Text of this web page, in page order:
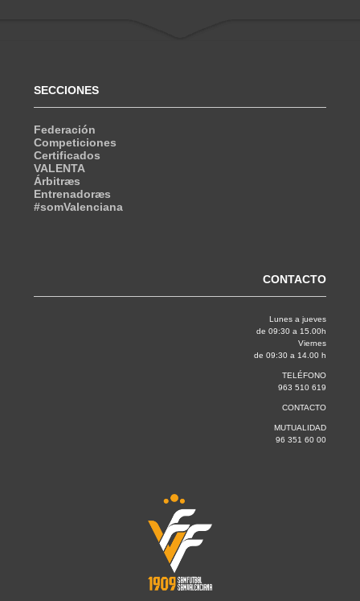
SECCIONES
Federación
Competiciones
Certificados
VALENTA
Árbitræs
Entrenadoræs
#somValenciana
CONTACTO
Lunes a jueves
de 09:30 a 15.00h
Viernes
de 09:30 a 14.00 h
TELÉFONO
963 510 619
CONTACTO
MUTUALIDAD
96 351 60 00